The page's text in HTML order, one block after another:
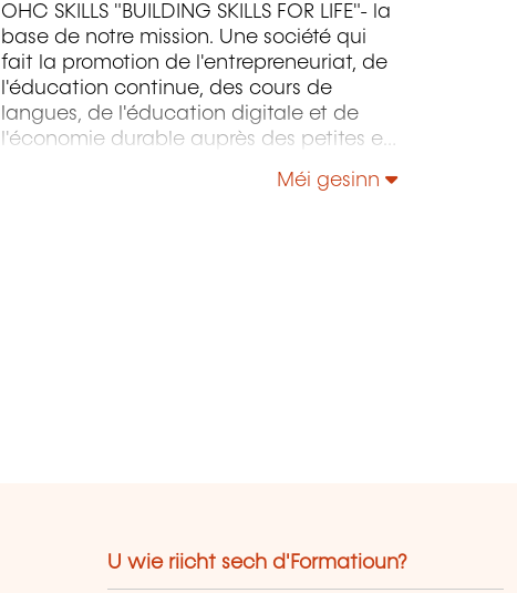
OHC SKILLS "BUILDING SKILLS FOR LIFE"- la
base de notre mission. Une société qui
fait la promotion de l'entrepreneuriat, de
l'éducation continue, des cours de
langues, de l'éducation digitale et de
l'économie durable auprès des petites et
Méi gesinn
U wie riicht sech d'Formatioun?